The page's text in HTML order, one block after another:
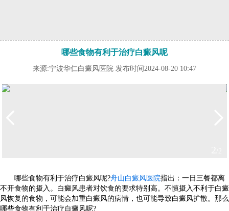
哪些食物有利于治疗白癜风呢
来源:宁波华仁白癜风医院 发布时间2024-08-20 10:47
哪些食物有利于治疗白癜风呢?舟山白癜风医院指出：一日三餐都离
不开食物的摄入。白癜风患者对饮食的要求特别高。不慎摄入不利于白癜
风恢复的食物，可能会加重白癜风的病情，也可能导致白癜风扩散。那么
哪些食物有利于治疗白癜风呢?